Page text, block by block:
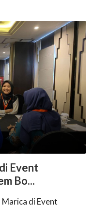
Event
Bo...
di Event